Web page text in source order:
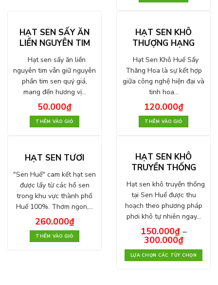
HẠT SEN SẤY ĂN
LIỀN NGUYÊN TIM
Hạt sen sấy ăn liền
nguyên tim vẫn giữ nguyên
phần tim sen quý giá,
mang đến hương vị…
50.000₫
THÊM VÀO GIỎ
HẠT SEN KHÔ
THƯỢNG HẠNG
Hạt Sen Khô Huế Sấy
Thăng Hoa là sự kết hợp
giữa công nghệ hiện đại và
tinh hoa…
120.000₫
THÊM VÀO GIỎ
HẠT SEN TƯƠI
"Sen Huế" cam kết hạt sen
được lấy từ các hồ sen
trong khu vực thành phố
Huế 100%. Thơm ngon,…
260.000₫
THÊM VÀO GIỎ
HẠT SEN KHÔ
TRUYỀN THỐNG
Hạt sen khô truyền thống
tại Sen Huế được thu
hoạch theo phương pháp
phơi khô tự nhiên ngay…
150.000₫–
300.000₫
LỰA CHỌN CÁC TÙY CHỌN